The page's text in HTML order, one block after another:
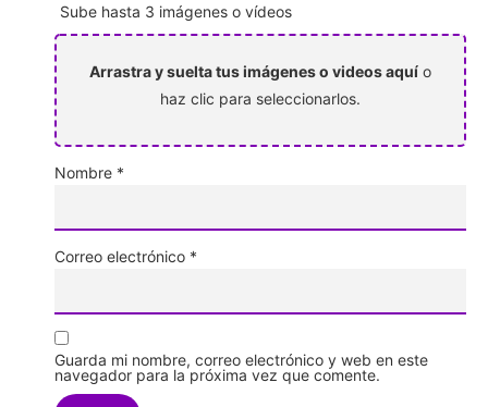
Sube hasta 3 imágenes o vídeos
Arrastra y suelta tus imágenes o videos aquí o
haz clic para seleccionarlos.
Nombre *
Correo electrónico *
Guarda mi nombre, correo electrónico y web en este
navegador para la próxima vez que comente.